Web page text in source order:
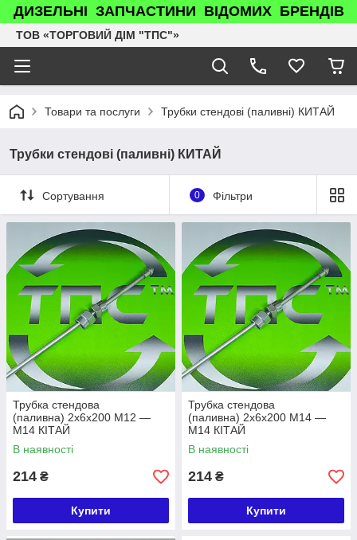
ДИЗЕЛЬНІ ЗАПЧАСТИНИ ВІДОМИХ БРЕНДІВ
ТОВ «ТОРГОВИЙ ДІМ "ТПС"»
Товари та послуги Трубки стендові (паливні) КИТАЙ
Трубки стендові (паливні) КИТАЙ
Сортування 0 Фільтри
Трубка стендова
(паливна) 2х6х200 М12 —
М14 КІТАЙ
В наявності
214 ₴
Купити
Трубка стендова
(паливна) 2х6х200 М14 —
М14 КІТАЙ
В наявності
214 ₴
Купити